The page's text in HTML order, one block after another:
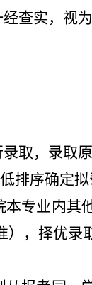
查实，视
取，录取原
排序确定拟
专业内其
），择优